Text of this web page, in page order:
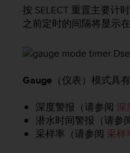
按 SELECT重置主要计
之前定时的间隔将显示
Gauge （仪表）模式具
深度警报（请参阅 深
潜水时间警报（请参
采样率（请参阅 采样